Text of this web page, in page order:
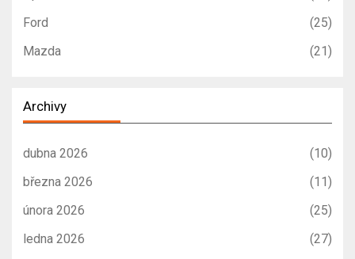
Ford
(25)
Mazda
(21)
Archivy
dubna 2026
(10)
března 2026
(11)
února 2026
(25)
ledna 2026
(27)